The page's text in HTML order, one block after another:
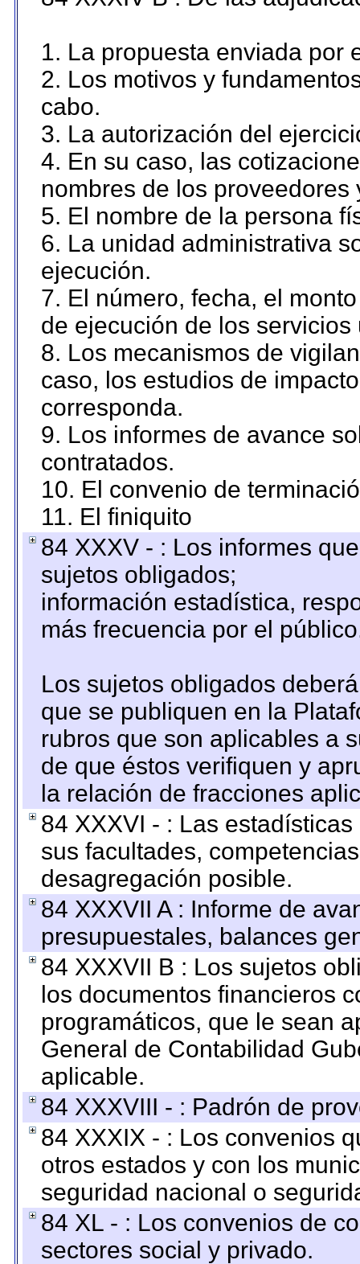
1. La propuesta enviada por
2. Los motivos y
cabo.
3. La autorización del
4. En su caso, las
nombres de los proveedores
5. El nombre de la persona
6. La unidad administrativa
ejecución.
7. El número, fecha, el
de ejecución de los servicios
8. Los mecanismos de
caso, los estudios de
corresponda.
9. Los informes de avance
contratados.
10. El convenio de
11. El finiquito
84 XXXV - : Los informes
sujetos obligados;
información estadística,
más frecuencia por el
Los sujetos obligados
que se publiquen en la
rubros que son aplicables a
de que éstos verifiquen y
la relación de fracciones
84 XXXVI - : Las
sus facultades,
desagregación posible.
84 XXXVII A : Informe de
presupuestales, balances
84 XXXVII B : Los sujetos
los documentos financieros
programáticos, que le sean
General de Contabilidad
aplicable.
84 XXXVIII - : Padrón de
84 XXXIX - : Los convenios
otros estados y con los
seguridad nacional o
84 XL - : Los convenios de
sectores social y privado.